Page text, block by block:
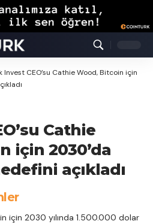
Invest CEO’su Cathie Wood, Bitcoin için
Cathie
için 2030’da
açıkladı
için 2030 yılında 1.500.000 dolar